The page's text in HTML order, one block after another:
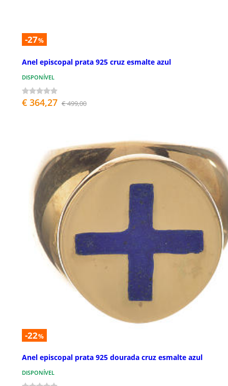
-27%
Anel episcopal prata 925 cruz esmalte azul
DISPONÍVEL
€ 364,27 € 499,00
-22%
Anel episcopal prata 925 dourada cruz esmalte azul
DISPONÍVEL